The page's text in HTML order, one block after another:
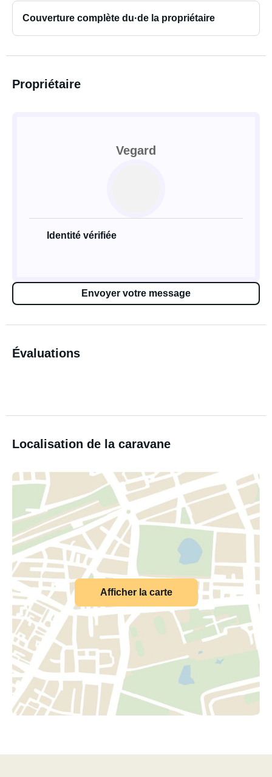
Couverture complète du·de la propriétaire
Propriétaire
Vegard
Identité vérifiée
Envoyer votre message
Évaluations
Localisation de la caravane
Afficher la carte